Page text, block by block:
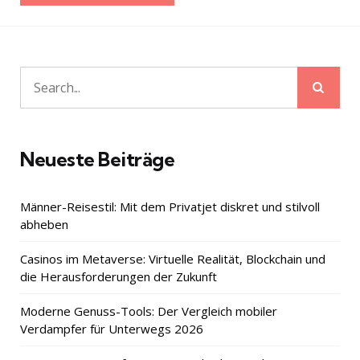
Search
for:
Neueste Beiträge
Männer-Reisestil: Mit dem Privatjet diskret und stilvoll
abheben
Casinos im Metaverse: Virtuelle Realität, Blockchain und
die Herausforderungen der Zukunft
Moderne Genuss-Tools: Der Vergleich mobiler
Verdampfer für Unterwegs 2026